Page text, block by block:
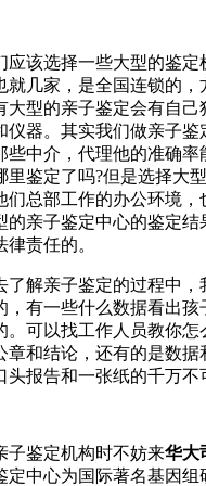
该选择一些大型的鉴定
就几家，是全国连锁的
大型的亲子鉴定会有自
仪器。其实我们做亲子
些中介，代理他的准确率
里鉴定了吗?但是选择大
们总部工作的办公环境
的亲子鉴定中心的鉴定
责任的。
解亲子鉴定的过程中，
，有一些什么数据看出孩
。可以找工作人员教你
章和结论，还有的是数
头报告和一张纸的千万不
鉴定机构时不妨来华大
定中心为国际著名基因组